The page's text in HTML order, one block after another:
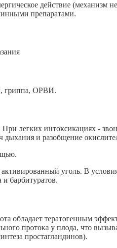
действие (механизм
препаратами.
гриппа, ОРВИ.
легких интоксикациях -
и разобщение
уголь. В
барбитуратов.
обладает тератогенным
протока у плода, что
простагландинов).